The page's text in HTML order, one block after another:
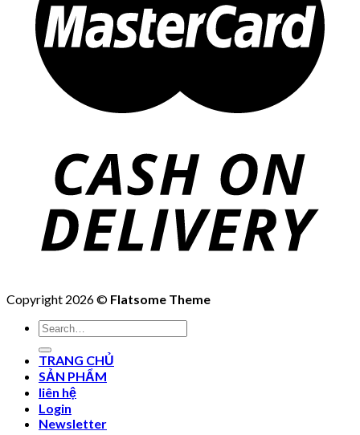
Copyright 2026 © Flatsome Theme
Search
for:
TRANG CHỦ
SẢN PHẨM
liên hệ
Login
Newsletter